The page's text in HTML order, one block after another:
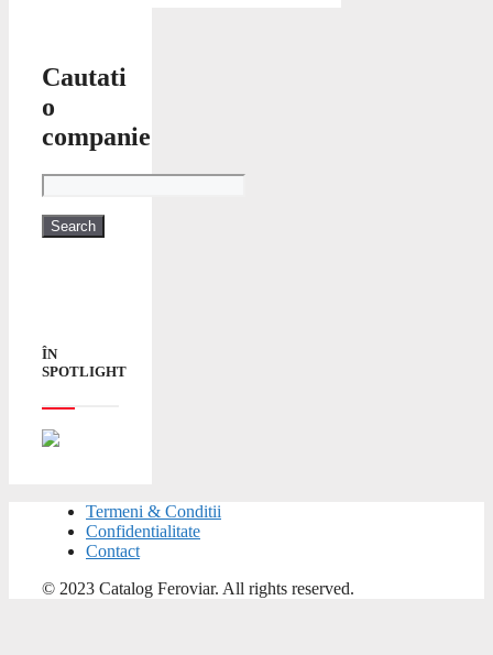
Cautati
o
companie
ÎN
SPOTLIGHT
Termeni & Conditii
Confidentialitate
Contact
© 2023 Catalog Feroviar. All rights reserved.